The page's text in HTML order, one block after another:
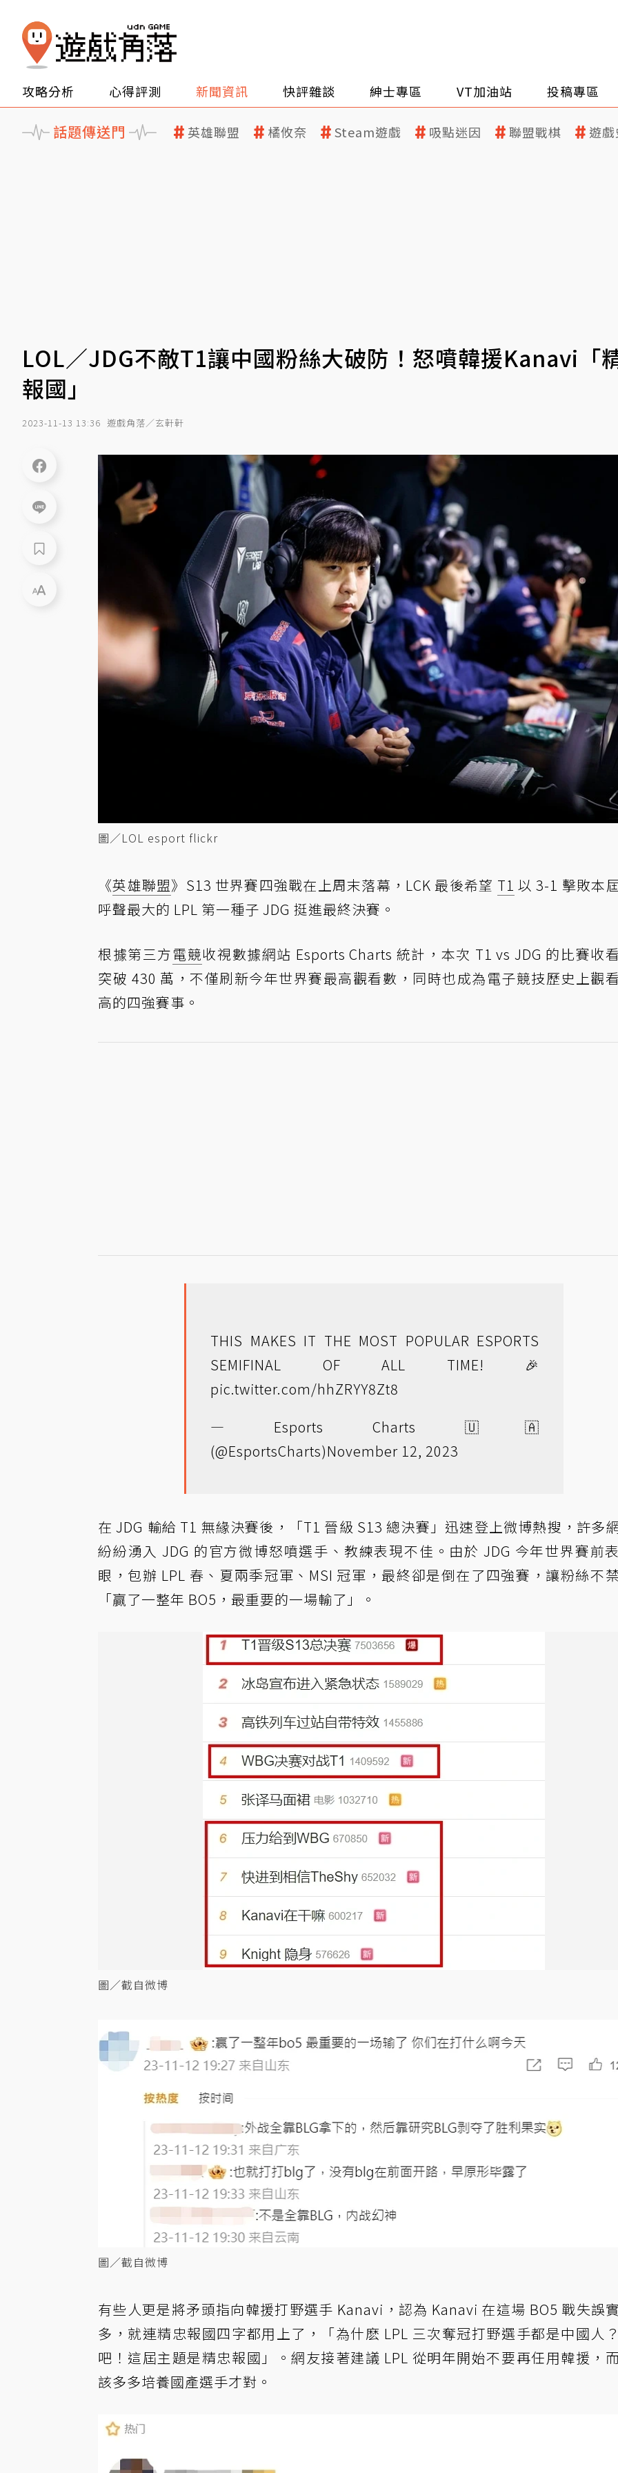
攻略分析 心得評測 新聞資訊 快評雜談 紳士專區 VT加油站 投稿專區
話題傳送門 英雄聯盟 橘攸奈 Steam遊戲 吸點迷因 聯盟戰棋 遊
LOL／JDG不敵T1讓中國粉絲大破防！怒噴韓援Kanavi「
報國」
2023-11-13 13:36 遊戲角落／玄軒軒
圖／LOL esport flickr
《英雄聯盟》S13 世界賽四強戰在上周末落幕，LCK 最後希望 T1 以 3-1 擊敗本
呼聲最大的 LPL 第一種子 JDG 挺進最終決賽。
根據第三方電競收視數據網站 Esports Charts 統計，本次 T1 vs JDG 的比賽收
突破 430 萬，不僅刷新今年世界賽最高觀看數，同時也成為電子競技歷史上觀
高的四強賽事。
THIS MAKES IT THE MOST POPULAR ESPORTS
SEMIFINAL OF ALL TIME! 🎉
pic.twitter.com/hhZRYY8Zt8
— Esports Charts 🇺🇦
(@EsportsCharts)November 12, 2023
在 JDG 輸給 T1 無緣決賽後，「T1 晉級 S13 總決賽」迅速登上微博熱搜，許多
紛紛湧入 JDG 的官方微博怒噴選手、教練表現不佳。由於 JDG 今年世界賽前
眼，包辦 LPL 春、夏兩季冠軍、MSI 冠軍，最終卻是倒在了四強賽，讓粉絲不
「贏了一整年 BO5，最重要的一場輸了」。
圖／截自微博
圖／截自微博
有些人更是將矛頭指向韓援打野選手 Kanavi，認為 Kanavi 在這場 BO5 戰失誤
多，就連精忠報國四字都用上了，「為什麽 LPL 三次奪冠打野選手都是中國人
吧！這屆主題是精忠報國」。網友接著建議 LPL 從明年開始不要再任用韓援，
該多多培養國產選手才對。